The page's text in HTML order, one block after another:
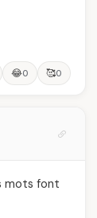
😂0 🥰0
mots font